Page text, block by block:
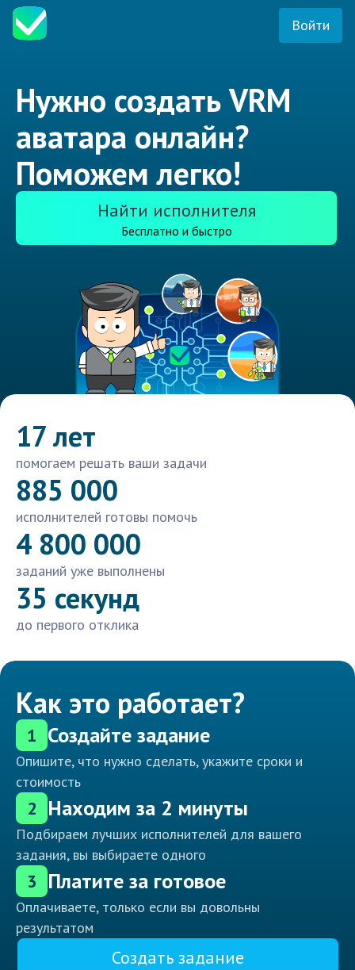
Войти
Нужно создать VRM
аватара онлайн?
Поможем легко!
Найти исполнителя
Бесплатно и быстро
17 лет
помогаем решать ваши задачи
885 000
исполнителей готовы помочь
4 800 000
заданий уже выполнены
35 секунд
до первого отклика
Как это работает?
1 Создайте задание
Опишите, что нужно сделать, укажите сроки и
стоимость
2 Находим за 2 минуты
Подбираем лучших исполнителей для вашего
задания, вы выбираете одного
3 Платите за готовое
Оплачиваете, только если вы довольны
результатом
Создать задание